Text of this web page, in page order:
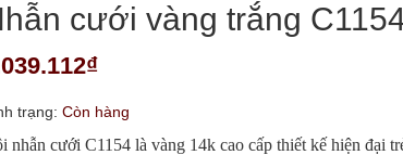
cưới vàng trắng
trạng: Còn hàng
nhẫn cưới C1154 là vàng 14k cao cấp thiết kế hiện đại